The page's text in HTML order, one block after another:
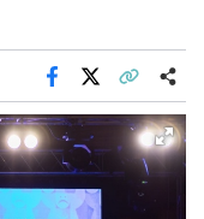
Facebook